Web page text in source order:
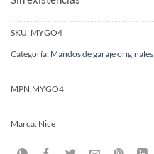
SKU: MYGO4
Categoría: Mandos de garaje originales
MPN:MYGO4
Marca: Nice